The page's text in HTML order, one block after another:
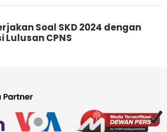
Soal SKD 2024 dengan
Lulusan CPNS